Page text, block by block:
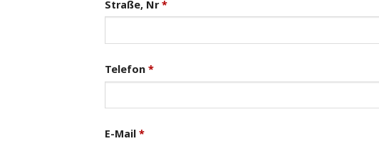
Straße, Nr*
Telefon *
E-Mail *